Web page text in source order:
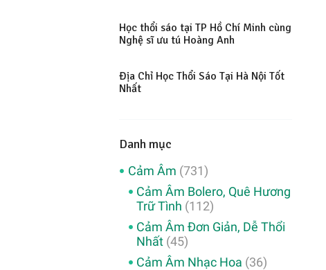
Học thổi sáo tại TP Hồ Chí Minh cùng
Nghệ sĩ ưu tú Hoàng Anh
Địa Chỉ Học Thổi Sáo Tại Hà Nội Tốt
Nhất
Danh mục
Cảm Âm (731)
Cảm Âm Bolero, Quê Hương
Trữ Tình (112)
Cảm Âm Đơn Giản, Dễ Thổi
Nhất (45)
Cảm Âm Nhạc Hoa (36)